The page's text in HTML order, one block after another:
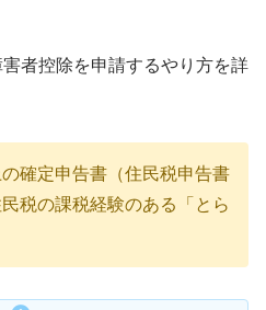
者控除を申請するやり方を詳
確定申告書（住民税申告書
税の課税経験のある「とら